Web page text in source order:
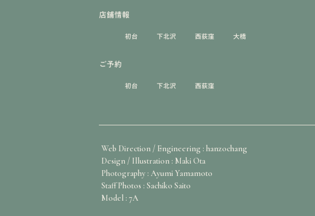
店舗情報
初台 下北沢 西荻窪 大橋
ご予約
初台 下北沢 西荻窪
Web Direction / Engineering : hanzochang
Design / Illustration : Maki Ota
Photography : Ayumi Yamamoto
Staff Photos : Sachiko Saito
Model : 7A